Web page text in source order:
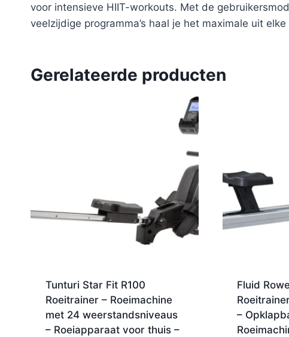
voor intensieve HIIT-workouts. Met de
veelzijdige programma’s haal je het maximale uit
Gerelateerde producten
Tunturi Star Fit R100
Roeitrainer – Roeimachine
met 24 weerstandsniveaus
– Roeiapparaat voor thuis –
Fluid
–